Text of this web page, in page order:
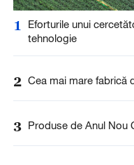
1
Eforturile unui
tehnologie
2 Cea mai mare fabrică
3 Produse de Anul Nou